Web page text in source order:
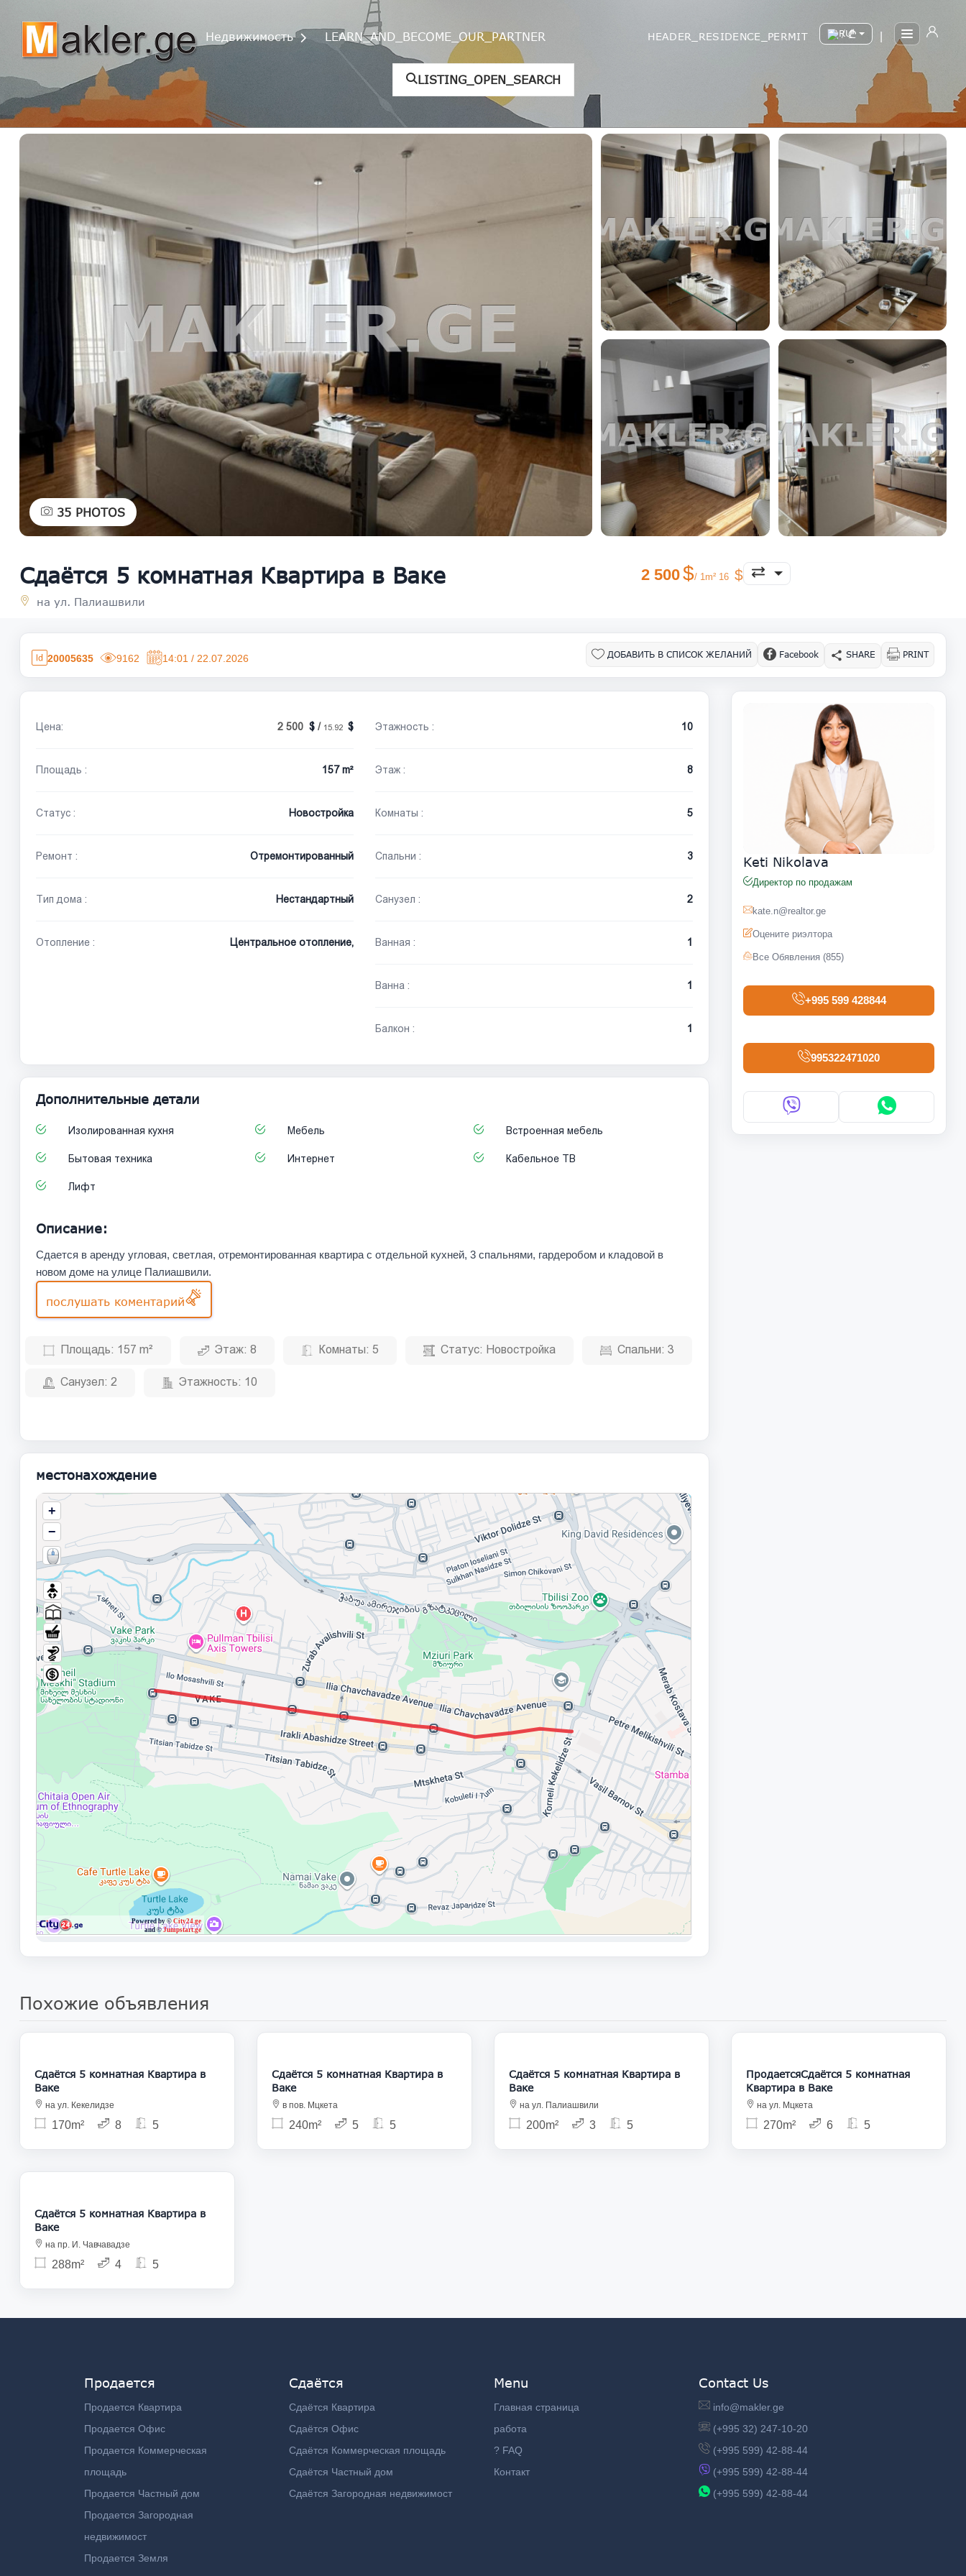
Недвижимость LEARN_AND_BECOME_OUR_PARTNER HEADER_RESIDENCE_PERMIT /
LISTING_OPEN_SEARCH
35 PHOTOS
Сдаётся 5 комнатная Квартира в Ваке
на ул. Палиашвили
2 500 / 1m² 16
20005635 9162 14:01 / 22.07.2026 ДОБАВИТЬ В СПИСОК ЖЕЛАНИЙ Facebook SHARE PRINT
Цена: 2 500 / 15.92
Площадь : 157 m²
Статус : Новостройка
Ремонт : Отремонтированный
Тип дома : Нестандартный
Отопление : Центральное отопление,
Этажность : 10
Этаж : 8
Комнаты : 5
Спальни : 3
Санузел : 2
Ванная : 1
Ванна : 1
Балкон : 1
Дополнительные детали
Изолированная кухня Мебель Встроенная мебель
Бытовая техника Интернет Кабельное ТВ
Лифт
Описание:
Сдается в аренду угловая, светлая, отремонтированная квартира с отдельной кухней, 3 спальнями, гардеробом и кладовой в
новом доме на улице Палиашвили.
послушать коментарий
Площадь: 157 m² Этаж: 8 Комнаты: 5 Статус: Новостройка Спальни: 3
Санузел: 2 Этажность: 10
местонахождение
Keti Nikolava
Директор по продажам
kate.n@realtor.ge
Оцените риэлтора
Все Обявления (855)
+995 599 428844
995322471020
Похожие объявления
2 000
Сдаётся 5 комнатная Квартира в
Ваке
на ул. Кекелидзе
170m² 8 5
2 500
Сдаётся 5 комнатная Квартира в
Ваке
в пов. Мцкета
240m² 5 5
2 000
Сдаётся 5 комнатная Квартира в
Ваке
на ул. Палиашвили
200m² 3 5
500 000
ПродаетсяСдаётся 5 комнатная
Квартира в Ваке
на ул. Мцкета
270m² 6 5
3 000
Сдаётся 5 комнатная Квартира в
Ваке
на пр. И. Чавчавадзе
288m² 4 5
Продается
Продается Квартира
Продается Офис
Продается Коммерческая
площадь
Продается Частный дом
Продается Загородная
недвижимост
Продается Земля
Сдаётся
Сдаётся Квартира
Сдаётся Офис
Сдаётся Коммерческая площадь
Сдаётся Частный дом
Сдаётся Загородная недвижимост
Menu
Главная страница
работа
? FAQ
Контакт
Contact Us
info@makler.ge
(+995 32) 247-10-20
(+995 599) 42-88-44
(+995 599) 42-88-44
(+995 599) 42-88-44